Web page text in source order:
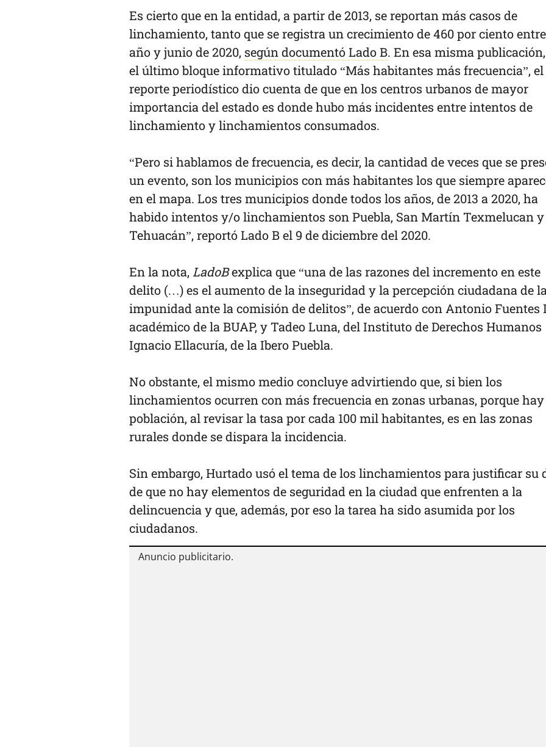
Es cierto que en la entidad, a partir de 2013, se reportan más casos de
linchamiento, tanto que se registra un crecimiento de 460 por ciento
año y junio de 2020, según documentó Lado B. En esa misma
el último bloque informativo titulado “Más habitantes más frecuencia”, el
reporte periodístico dio cuenta de que en los centros urbanos de mayor
importancia del estado es donde hubo más incidentes entre intentos de
linchamiento y linchamientos consumados.
“Pero si hablamos de frecuencia, es decir, la cantidad de veces que se
un evento, son los municipios con más habitantes los que siempre
en el mapa. Los tres municipios donde todos los años, de 2013 a 2020, ha
habido intentos y/o linchamientos son Puebla, San Martín Texmelucan y
Tehuacán”, reportó Lado B el 9 de diciembre del 2020.
En la nota, LadoBexplica que “una de las razones del incremento en este
delito (…) es el aumento de la inseguridad y la percepción ciudadana de
impunidad ante la comisión de delitos”, de acuerdo con Antonio Fuentes
académico de la BUAP, y Tadeo Luna, del Instituto de Derechos Humanos
Ignacio Ellacuría, de la Ibero Puebla.
No obstante, el mismo medio concluye advirtiendo que, si bien los
linchamientos ocurren con más frecuencia en zonas urbanas, porque
población, al revisar la tasa por cada 100 mil habitantes, es en las zonas
rurales donde se dispara la incidencia.
Sin embargo, Hurtado usó el tema de los linchamientos para justificar su
de que no hay elementos de seguridad en la ciudad que enfrenten a la
delincuencia y que, además, por eso la tarea ha sido asumida por los
ciudadanos.